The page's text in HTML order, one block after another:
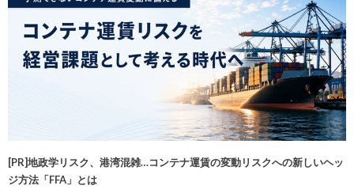
[PR]地政学リスク、港湾混雑…コンテナ運賃の変動リスクへの新しいヘッ
ジ方法「FFA」とは